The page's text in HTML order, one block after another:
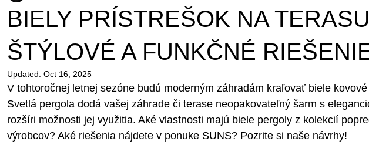
BIELY PRÍSTREŠOK NA
ŠTÝLOVÉ A FUNKČNÉ
Updated: Oct 16, 2025
V tohtoročnej letnej sezóne budú moderným záhradám kraľovať biele
Svetlá pergola dodá vašej záhrade či terase neopakovateľný šarm s
rozšíri možnosti jej využitia. Aké vlastnosti majú biele pergoly z kolekcií
výrobcov? Aké riešenia nájdete v ponuke SUNS? Pozrite si naše návrhy!